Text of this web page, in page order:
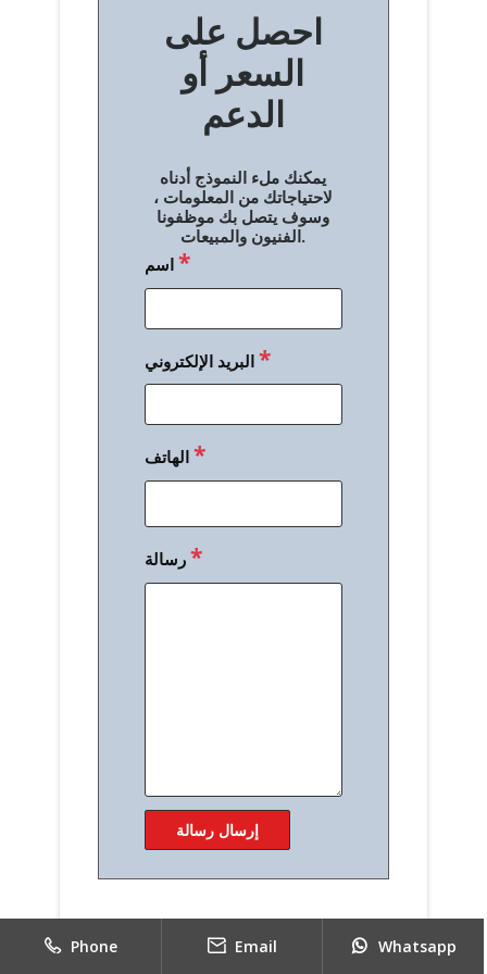
احصل على
السعر أو
الدعم
يمكنك ملء النموذج أدناه
لاحتياجاتك من المعلومات ،
وسوف يتصل بك موظفونا
الفنيون والمبيعات.
اسم*
البريد الإلكتروني*
الهاتف*
رسالة*
Phone Email Whatsapp